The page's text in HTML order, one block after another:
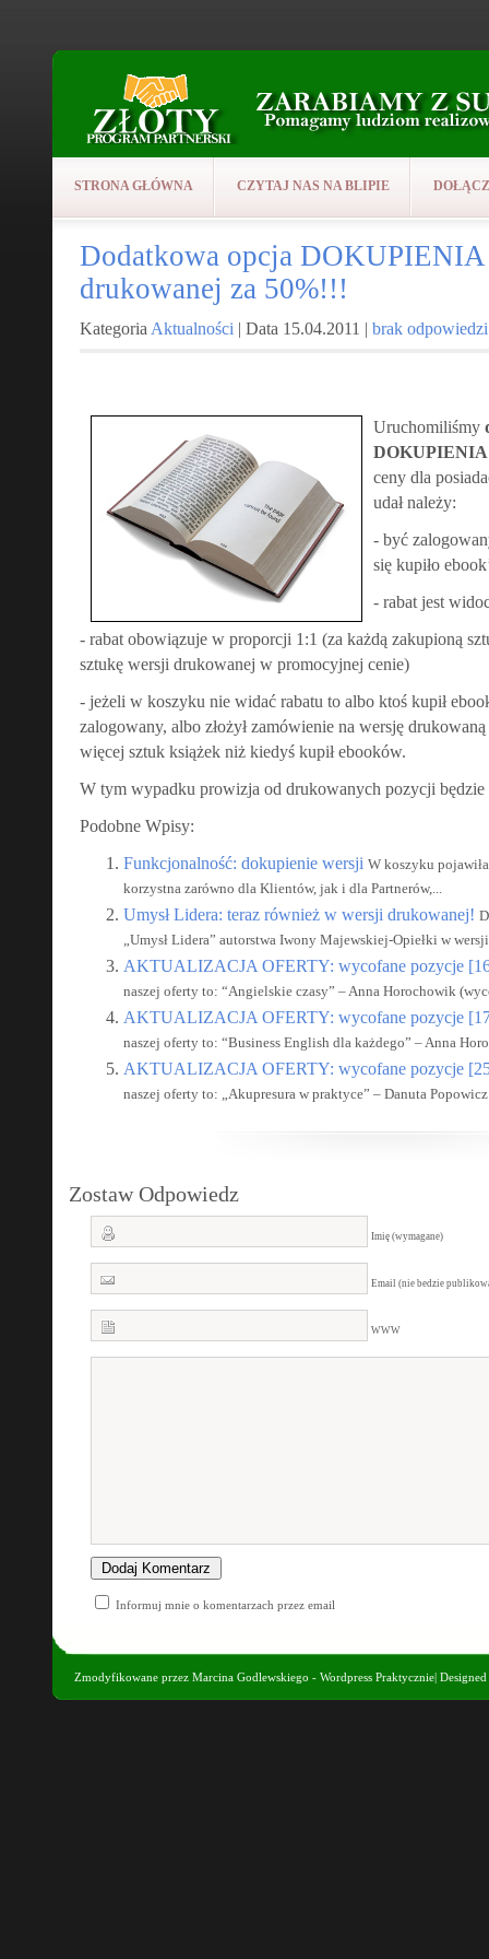
STRONA GŁÓWNA CZYTAJ NAS NA BLIPIE
Dodatkowa opcja
drukowanej za 50%!!!
Kategoria Aktualności | Data 15.04.2011 | brak odpowiedzi
Uruchomiliśmy
DOKUPIENIA
ceny dla
udał należy:
- być
się kupiło
- rabat jest
- rabat obowiązuje w proporcji 1:1 (za każdą zakupioną
sztukę wersji drukowanej w promocyjnej cenie)
- jeżeli w koszyku nie widać rabatu to albo ktoś kupił
zalogowany, albo złożył zamówienie na wersję
więcej sztuk książek niż kiedyś kupił ebooków.
W tym wypadku prowizja od drukowanych pozycji będzie
Podobne Wpisy:
Funkcjonalność: dokupienie wersji W koszyku
korzystna zarówno dla Klientów, jak i dla Partnerów,...
Umysł Lidera: teraz również w wersji drukowanej!
„Umysł Lidera” autorstwa Iwony Majewskiej-Opiełki w
AKTUALIZACJA OFERTY: wycofane pozycje
naszej oferty to: “Angielskie czasy” – Anna Horochowik
AKTUALIZACJA OFERTY: wycofane pozycje
naszej oferty to: “Business English dla każdego” – Anna
AKTUALIZACJA OFERTY: wycofane pozycje
naszej oferty to: „Akupresura w praktyce” – Danuta
Zostaw Odpowiedz
Imię (wymagane)
Email (nie bedzie
WWW
Informuj mnie o komentarzach przez email
Zmodyfikowane przez Marcina Godlewskiego - Wordpress Praktycznie|